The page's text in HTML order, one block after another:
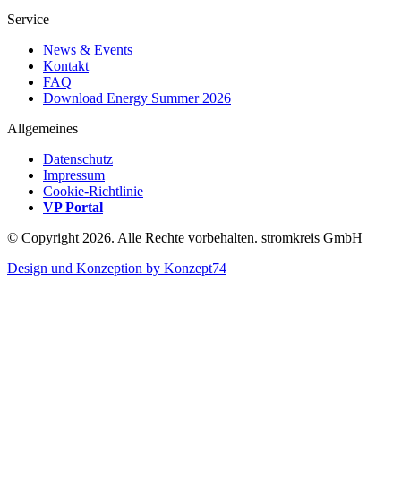
Service
News & Events
Kontakt
FAQ
Download Energy Summer 2026
Allgemeines
Datenschutz
Impressum
Cookie-Richtlinie
VP Portal
© Copyright 2026. Alle Rechte vorbehalten. stromkreis GmbH
Design und Konzeption by Konzept74